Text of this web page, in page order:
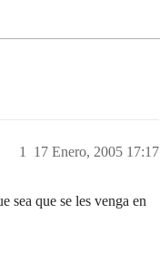
17 Enero, 2005 17:17
1
sea que se les venga en